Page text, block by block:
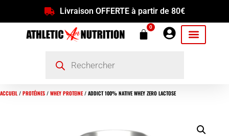
Livraison OFFERTE à partir de 80€
0
ACCUEIL/ PROTÉINES / WHEY PROTEINE/ ADDICT 100% NATIVE WHEY ZERO LACTOSE